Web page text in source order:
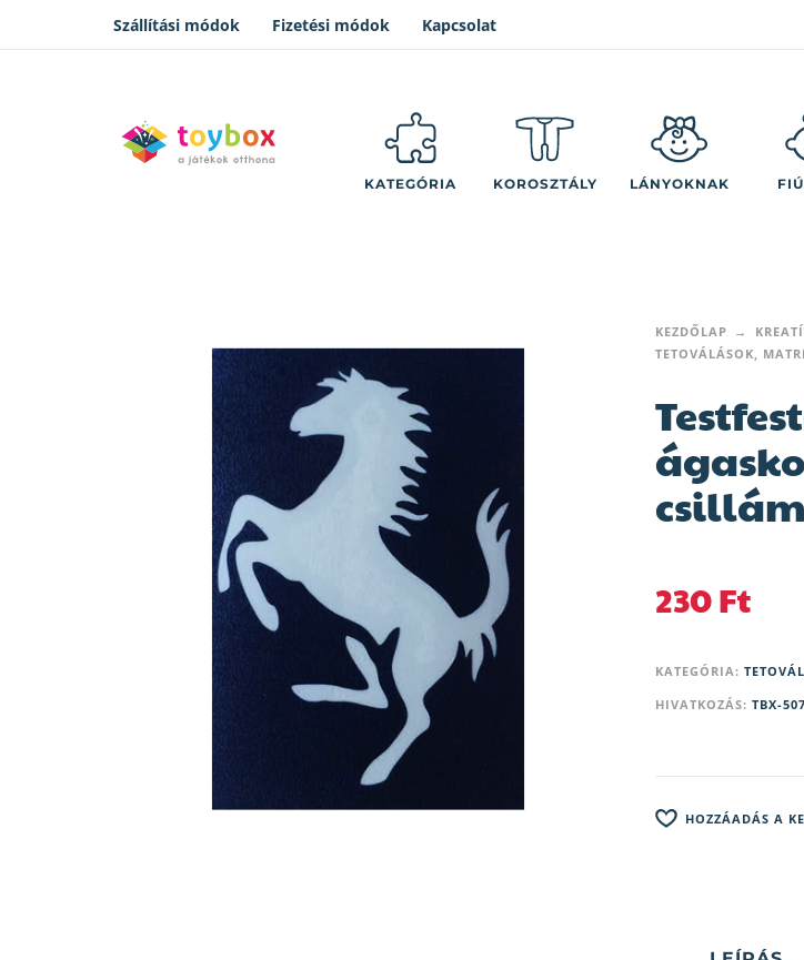
Szállítási módok Fizetési módok Kapcsolat
KATEGÓRIA KOROSZTÁLY LÁNYOKNAK
KEZDŐLAP
TETOVÁLÁSOK,
230Ft
KATEGÓRIA:
HIVATKOZÁS: TBX-
HOZZÁADÁS A